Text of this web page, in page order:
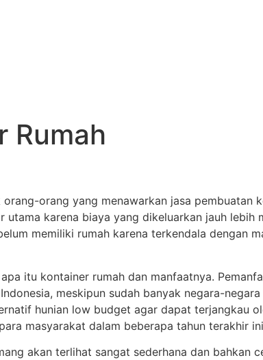
Rumah
orang yang menawarkan jasa pembuatan
karena biaya yang dikeluarkan jauh lebih
memiliki rumah karena terkendala dengan
itu kontainer rumah dan manfaatnya.
meskipun sudah banyak negara-
hunian low budget agar dapat terjangkau
masyarakat dalam beberapa tahun terakhir
akan terlihat sangat sederhana dan bahkan